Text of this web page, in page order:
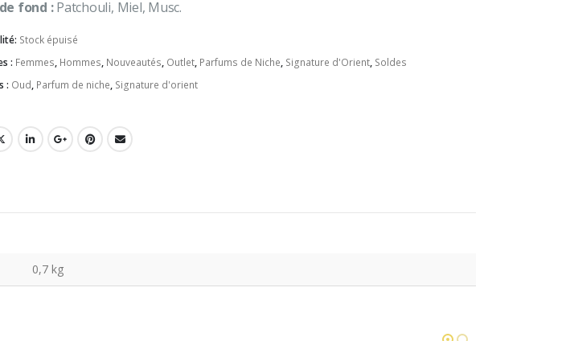
fond :Patchouli, Miel, Musc.
Stock épuisé
: Femmes, Hommes, Nouveautés, Outlet, Parfums de Niche, Signature d'Orient, Soldes
: Oud, Parfum de niche, Signature d'orient
0,7 kg